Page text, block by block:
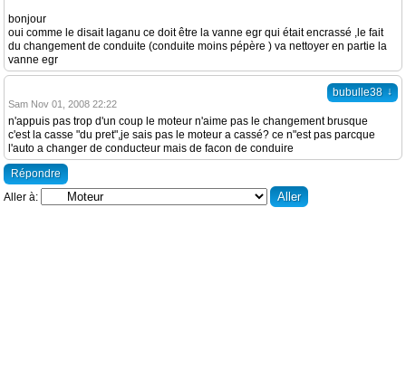
bonjour
oui comme le disait laganu ce doit être la vanne egr qui était encrassé ,le fait
du changement de conduite (conduite moins pépère ) va nettoyer en partie la
vanne egr
bubulle38 ↓
Sam Nov 01, 2008 22:22
n'appuis pas trop d'un coup le moteur n'aime pas le changement brusque
c'est la casse "du pret",je sais pas le moteur a cassé? ce n"est pas parcque
l'auto a changer de conducteur mais de facon de conduire
Répondre
Aller à: